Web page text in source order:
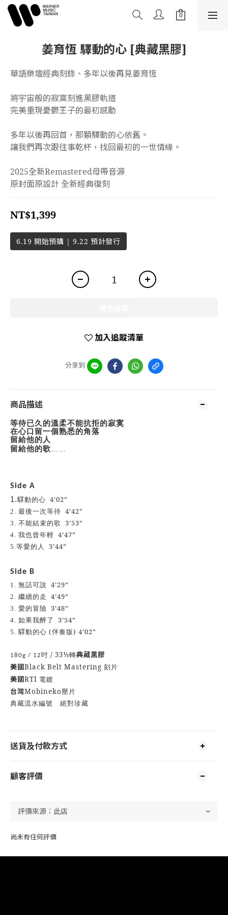
姜育恆 驛動的心 [典藏黑膠]
華語樂壇經典刻錄、多年以後再見姜育恆
將宇宙般的寂寞刻進黑膠軌道
完美重現憂鬱王子的最初感動
多年以後再回首，那顆驛動的心依舊。
讓我們再次跟往事乾杯，找回最初的一世情緣。
2025全新Remastered母帶音源
原封面原設計 全新經典復刻
NT$1,399
6.19 開始預購 | 9.22 預計發行
加入追蹤清單
分享到
商品描述
等待已久的溫柔不能抗拒的寂寞
在心口留一個熟悉的角落
留給他的人
留給他的歌
Side A
1.驛動的心 4’02”
2. 最後一次等待 4’42”
3. 不能結束的歌 3’53”
4. 我也曾年輕 4’47”
5.等愛的人 3’44”
Side B
1. 無話可說 4’29”
2. 繼續的走 4’49”
3. 愛的冒險 3’48”
4. 如果我醉了 3’54”
5.驛動的心 (伴奏版) 4’02”
180g / 12吋 / 33⅓轉典藏黑膠
美國Black Belt Mastering 刻片
美國RTI 電鍍
台灣Mobineko壓片
典藏流水編號 絕對珍藏
送貨及付款方式
顧客評價
尚未有任何評價